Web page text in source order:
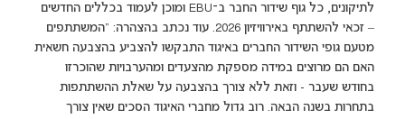
לתיקונים, כל גוף שידור החבר ב־EBU ומוכן לעמוד בכללים החדשים
– זכאי להשתתף באירוויזיון 2026. עוד נכתב בהצהרה: "המשתתפים
מטעם גופי השידור החברים באיגוד התבקשו להצביע בהצבעה חשאית
האם הם מרוצים במידה מספקת מהצעדים ומהערבויות שהוכרזו
בחודש שעבר - וזאת ללא צורך בהצבעה על שאלת ההשתתפות
בתחרות בשנה הבאה. רוב גדול מחברי האיגוד הסכים שאין צורך